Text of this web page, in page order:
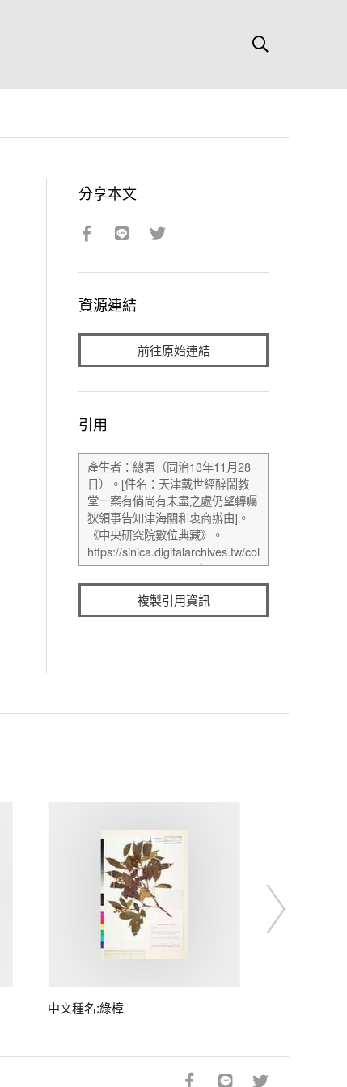
分享本文
資源連結
前往原始連結
引用
複製引用資訊
中文種名:綠樟